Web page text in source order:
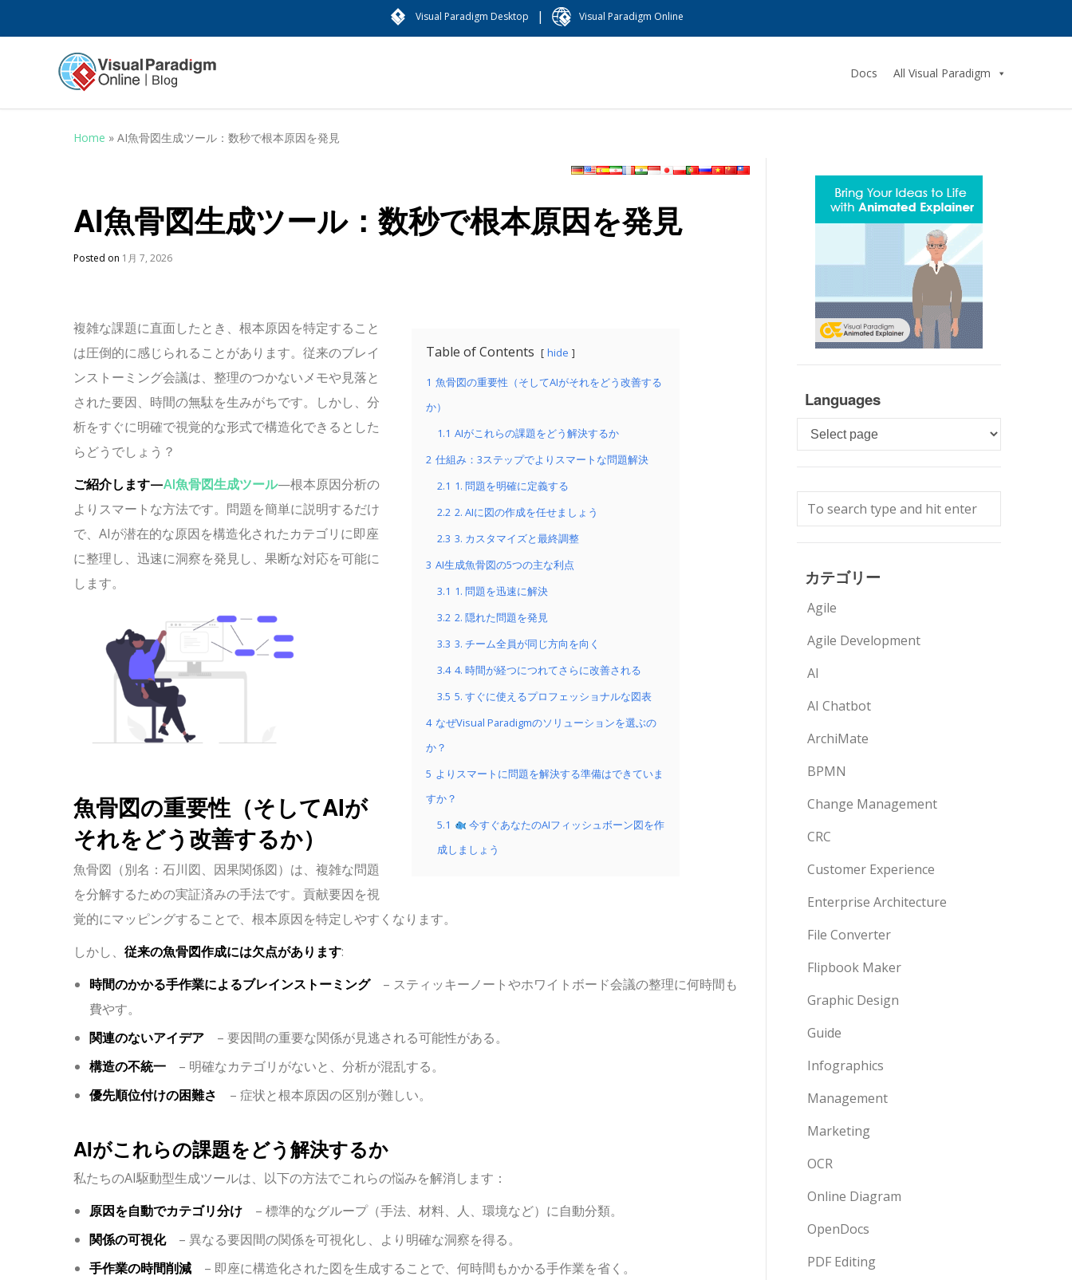
Visual Paradigm Desktop | Visual Paradigm Online
Docs All Visual Paradigm
Home » AI魚骨図生成ツール：数秒で根本原因を発見
AI魚骨図生成ツール：数秒で根本原因を発見
Posted on 1月 7, 2026
Table of Contents hide
1 魚骨図の重要性（そしてAIがそれをどう改善する
か）
1.1 AIがこれらの課題をどう解決するか
2 仕組み：3ステップでよりスマートな問題解決
2.1 1. 問題を明確に定義する
2.2 2. AIに図の作成を任せましょう
2.3 3. カスタマイズと最終調整
3 AI生成魚骨図の5つの主な利点
3.1 1. 問題を迅速に解決
3.2 2. 隠れた問題を発見
3.3 3. チーム全員が同じ方向を向く
3.4 4. 時間が経つにつれてさらに改善される
3.5 5. すぐに使えるプロフェッショナルな図表
4 なぜVisual Paradigmのソリューションを選ぶの
か？
5 よりスマートに問題を解決する準備はできていま
すか？
5.1
今すぐあなたのAIフィッシュボーン図を作
成しましょう
複雑な課題に直面したとき、根本原因を特定すること
は圧倒的に感じられることがあります。従来のブレイ
ンストーミング会議は、整理のつかないメモや見落と
された要因、時間の無駄を生みがちです。しかし、分
析をすぐに明確で視覚的な形式で構造化できるとした
らどうでしょう？
ご紹介します—AI魚骨図生成ツール—根本原因分析の
よりスマートな方法です。問題を簡単に説明するだけ
で、AIが潜在的な原因を構造化されたカテゴリに即座
に整理し、迅速に洞察を発見し、果断な対応を可能に
します。
魚骨図の重要性（そしてAIが
それをどう改善するか）
魚骨図（別名：石川図、因果関係図）は、複雑な問題
を分解するための実証済みの手法です。貢献要因を視
覚的にマッピングすることで、根本原因を特定しやすくなります。
しかし、 従来の魚骨図作成には欠点があります:
時間のかかる手作業によるブレインストーミング– スティッキーノートやホワイトボード会議の整理に何時間も
費やす。
関連のないアイデア – 要因間の重要な関係が見逃される可能性がある。
構造の不統一 – 明確なカテゴリがないと、分析が混乱する。
優先順位付けの困難さ – 症状と根本原因の区別が難しい。
AIがこれらの課題をどう解決するか
私たちのAI駆動型生成ツールは、以下の方法でこれらの悩みを解消します：
原因を自動でカテゴリ分け – 標準的なグループ（手法、材料、人、環境など）に自動分類。
関係の可視化– 異なる要因間の関係を可視化し、より明確な洞察を得る。
手作業の時間削減 – 即座に構造化された図を生成することで、何時間もかかる手作業を省く。
Languages
Languages
カテゴリー
Agile
Agile Development
AI
AI Chatbot
ArchiMate
BPMN
Change Management
CRC
Customer Experience
Enterprise Architecture
File Converter
Flipbook Maker
Graphic Design
Guide
Infographics
Management
Marketing
OCR
Online Diagram
OpenDocs
PDF Editing